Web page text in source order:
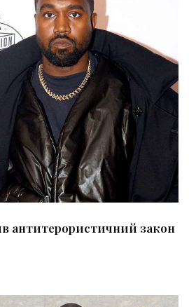
антитерористичний закон